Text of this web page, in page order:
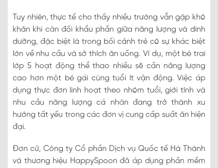
Tuy nhiên, thực tế cho thấy nhiều trường vẫn gặp khó
khăn khi cân đối khẩu phần giữa năng lượng và dinh
dưỡng, đặc biệt là trong bối cảnh trẻ có sự khác biệt
lớn về nhu cầu và sở thích ăn uống. Ví dụ, một bé trai
lớp 5 hoạt động thể thao nhiều sẽ cần năng lượng
cao hơn một bé gái cùng tuổi ít vận động. Việc áp
dụng thực đơn linh hoạt theo nhóm tuổi, giới tính và
nhu cầu năng lượng cá nhân đang trở thành xu
hướng tất yếu trong các đơn vị cung cấp suất ăn hiện
đại.
Đơn cử, Công ty Cổ phần Dịch vụ Quốc tế Hà Thành
và thương hiệu HappySpoon đã áp dụng phần mềm